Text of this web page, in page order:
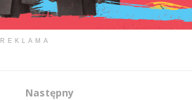
REKLAMA
Następny